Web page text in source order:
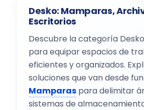
Desko: Mamparas,
Escritorios
Descubre la categoría
para equipar espacios de
eficientes y organizados.
soluciones que van desde
Mamparas para delimitar
sistemas de